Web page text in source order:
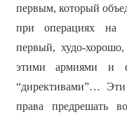
первым, который
при операциях на
первый, худо-
этими армиями и
“директивами”…
права предрешать